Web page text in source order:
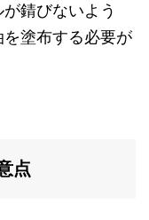
錆びないよう
塗布する必要が
点